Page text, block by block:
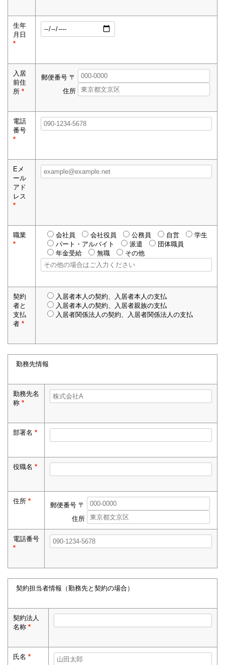
生年
月日
*
入居
前住
所 *
郵便番号 〒
住所
電話
番号
*
Eメ
ール
アド
レス
*
職業
*
会社員 会社役員 公務員 自営
学生
パート・アルバイト
派遣
団体職員
年金受給
無職 その他
契約
者と
支払
者 *
入居者本人の契約、入居者本人の支払
入居者本人の契約、入居者親族の支払
入居者関係法人の契約、入居者関係法人の支払
勤務先情報
勤務先名
称 *
部署名 *
役職名 *
住所 *
郵便番号 〒
住所
電話番号
*
契約担当者情報（勤務先と契約の場合）
契約法人
名称 *
氏名 *